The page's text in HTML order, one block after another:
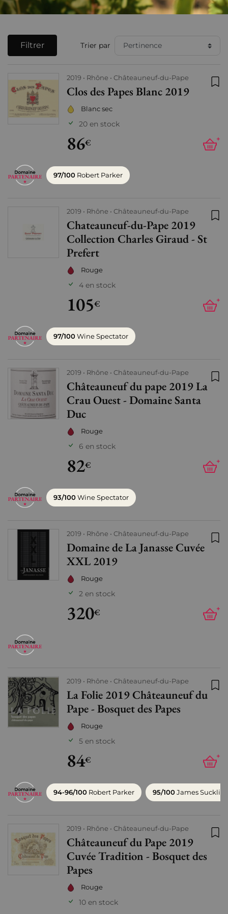
Filtrer Trier par
2019 Rhône Châteauneuf-du-Pape
Clos des Papes Blanc 2019
Blanc sec
20 en stock
86€ +
97/100 Robert Parker
2019 Rhône Châteauneuf-du-Pape
Chateauneuf-du-Pape 2019
Collection Charles Giraud - St
Prefert
Rouge
4 en stock
105€ +
97/100Wine Spectator
2019 Rhône Châteauneuf-du-Pape
Châteauneuf du pape 2019 La
Crau Ouest - Domaine Santa
Duc
Rouge
6 en stock
82€ +
93/100Wine Spectator
2019 Rhône Châteauneuf-du-Pape
Domaine de La Janasse Cuvée
XXL 2019
Rouge
2 en stock
320€ +
2019 Rhône Châteauneuf-du-Pape
La Folie 2019 Châteauneuf du
Pape - Bosquet des Papes
Rouge
5 en stock
84€ +
94-96/100 Robert Parker 95/100James
2019 Rhône Châteauneuf-du-Pape
Châteauneuf du Pape 2019
Cuvée Tradition - Bosquet des
Papes
Rouge
10 en stock